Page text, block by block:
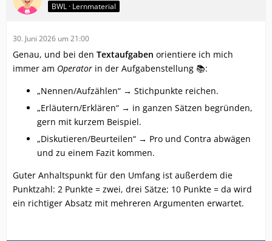
BWL · Lernmaterial
30. Juni 2026 um 21:00
Genau, und bei den Textaufgaben orientiere ich mich
immer am Operator in der Aufgabenstellung 📚:
„Nennen/Aufzählen“ → Stichpunkte reichen.
„Erläutern/Erklären“ → in ganzen Sätzen begründen,
gern mit kurzem Beispiel.
„Diskutieren/Beurteilen“ → Pro und Contra abwägen
und zu einem Fazit kommen.
Guter Anhaltspunkt für den Umfang ist außerdem die
Punktzahl: 2 Punkte = zwei, drei Sätze; 10 Punkte = da wird
ein richtiger Absatz mit mehreren Argumenten erwartet.